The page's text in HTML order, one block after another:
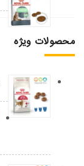
محصولات ویژه